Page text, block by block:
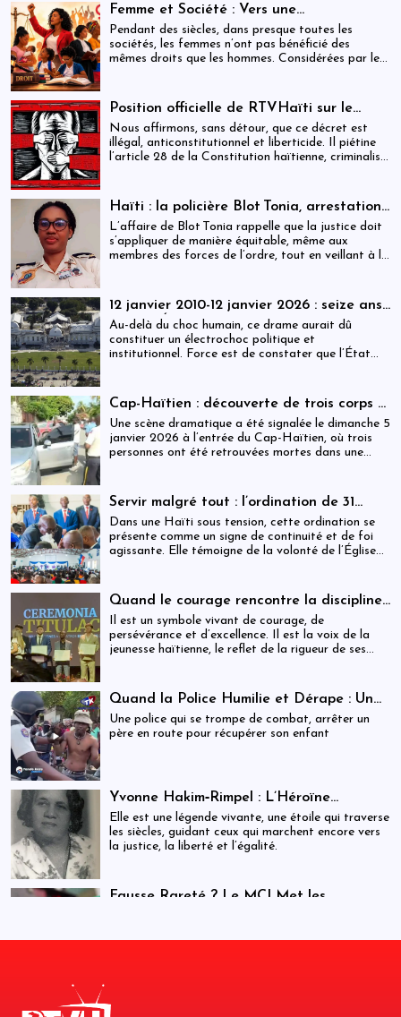
Femme et Société : Vers une
compréhension sociohistorique de
l’émancipation des femmes à travers le
monde.
Pendant des siècles, dans presque toutes les
sociétés, les femmes n’ont pas bénéficié des
mêmes droits que les hommes. Considérées par les
domaines de l’éducation, du travail, de la politique
et de la famille. Ce combat, principalement initié
par les femmes occidentales, s’est étendu dans les
dernières décennies au monde entier. Il n’est pas
terminé : des millions de femmes doivent encore
participer à la vie politique.
Position officielle de RTVHaïti sur le
décret du 31 décembre 2025
Nous affirmons, sans détour, que ce décret est
illégal, anticonstitutionnel et liberticide. Il piétine
l’article 28 de la Constitution haïtienne, criminalise
démocratie : la presse.
Haïti : la policière Blot Tonia, arrestation
et accouchement en détention
L’affaire de Blot Tonia rappelle que la justice doit
s’appliquer de manière équitable, même aux
membres des forces de l’ordre, tout en veillant à la
12 janvier 2010-12 janvier 2026 : seize ans
après, l’État haïtien face à son échec
Au-delà du choc humain, ce drame aurait dû
constituer un électrochoc politique et
institutionnel. Force est de constater que l’État
Cap-Haïtien : découverte de trois corps à
l’intérieur d’un véhicule
Une scène dramatique a été signalée le dimanche 5
janvier 2026 à l’entrée du Cap-Haïtien, où trois
personnes ont été retrouvées mortes dans une
Servir malgré tout : l’ordination de 31
ministres dans une Haïti sous tension
Dans une Haïti sous tension, cette ordination se
présente comme un signe de continuité et de foi
agissante. Elle témoigne de la volonté de l’Église
Quand le courage rencontre la discipline :
Cliff EXAVIER, de Delmas au Chili, un
symbole de rigueur et de réussite
Il est un symbole vivant de courage, de
persévérance et d’excellence. Il est la voix de la
jeunesse haïtienne, le reflet de la rigueur de ses
aujourd’hui avec la gloire méritée, l’honneur
familial, et la fierté d’Haïti dans son cœur.
Quand la Police Humilie et Dérape : Un
Dreadlock Arrêté, un Enfant qui Attend,
et un Discours Officiel qui Frôle le
Une police qui se trompe de combat, arrêter un
père en route pour récupérer son enfant
Yvonne Hakim‑Rimpel : L’Héroïne
Lumineuse de l’Histoire Haïtienne et des
Droits Humains
Elle est une légende vivante, une étoile qui traverse
les siècles, guidant ceux qui marchent encore vers
la justice, la liberté et l’égalité.
Fausse Rareté ? Le MCI Met les
d’inspecteurs sont déployées sur tout le territoire
l’ingérence déguisée